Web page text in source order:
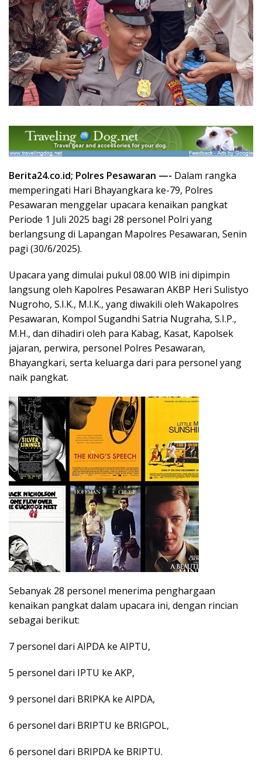
Berita24.co.id; Polres Pesawaran —- Dalam rangka
memperingati Hari Bhayangkara ke-79, Polres
Pesawaran menggelar upacara kenaikan pangkat
Periode 1 Juli 2025 bagi 28 personel Polri yang
berlangsung di Lapangan Mapolres Pesawaran, Senin
pagi (30/6/2025).
Upacara yang dimulai pukul 08.00 WIB ini dipimpin
langsung oleh Kapolres Pesawaran AKBP Heri Sulistyo
Nugroho, S.I.K., M.I.K., yang diwakili oleh Wakapolres
Pesawaran, Kompol Sugandhi Satria Nugraha, S.I.P.,
M.H., dan dihadiri oleh para Kabag, Kasat, Kapolsek
jajaran, perwira, personel Polres Pesawaran,
Bhayangkari, serta keluarga dari para personel yang
naik pangkat.
Sebanyak 28 personel menerima penghargaan
kenaikan pangkat dalam upacara ini, dengan rincian
sebagai berikut:
7 personel dari AIPDA ke AIPTU,
5 personel dari IPTU ke AKP,
9 personel dari BRIPKA ke AIPDA,
6 personel dari BRIPTU ke BRIGPOL,
6 personel dari BRIPDA ke BRIPTU.